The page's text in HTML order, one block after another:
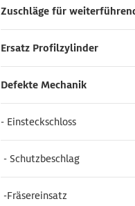
Zuschläge für
Ersatz Profilzylinder
Defekte Mechanik
- Einsteckschloss
- Schutzbeschlag
-Fräsereinsatz
Zuschläge für
Ersatz Profilzylinder
Defekte Mechanik
- Einsteckschloss
- Schutzbeschlag
-Fräsereinsatz